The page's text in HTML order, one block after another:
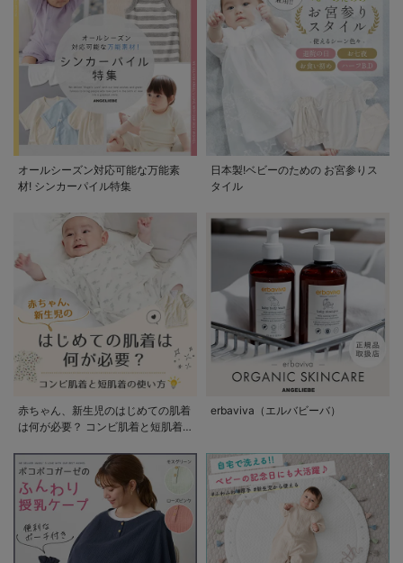
オールシーズン対応可能な万能素
材! シンカーパイル特集
日本製!ベビーのための お宮参りス
タイル
赤ちゃん、新生児のはじめての肌着
は何が必要？ コンビ肌着と短肌着
erbaviva（エルバビーバ）